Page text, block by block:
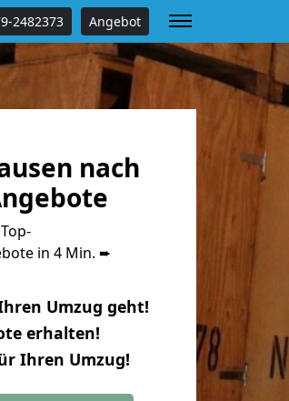
2482373 Angebot
nach
in 4 Min. ➨
Umzug geht!
erhalten!
Ihren Umzug!